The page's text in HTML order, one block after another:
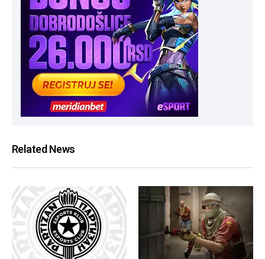
Related News